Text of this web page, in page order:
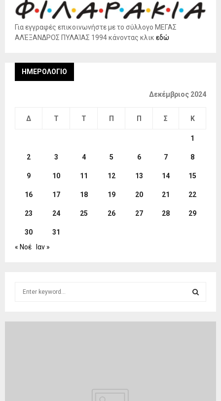
Για εγγραφές επικοινωνήστε με το σύλλογο ΜΕΓΑΣ
ΑΛΈΞΑΝΔΡΟΣ ΠΥΛΑΊΑΣ 1994 κάνοντας κλικ εδώ
ΗΜΕΡΟΛΌΓΙΟ
Δεκέμβριος 2024
Δ Τ Τ Π Π Σ Κ
1
2 3 4 5 6 7 8
9 10 11 12 13 14 15
16 17 18 19 20 21 22
23 24 25 26 27 28 29
30
31
« Νοέ
Ιαν »